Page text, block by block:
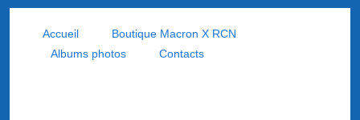
Accueil
Boutique Macron X RCN
Albums photos
Contacts